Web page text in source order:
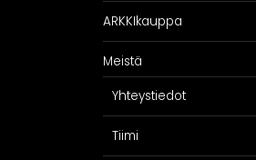
Suunnittelijoille
Projektimyynti
ARKKIkauppa
Meistä
Yhteystiedot
Tiimi